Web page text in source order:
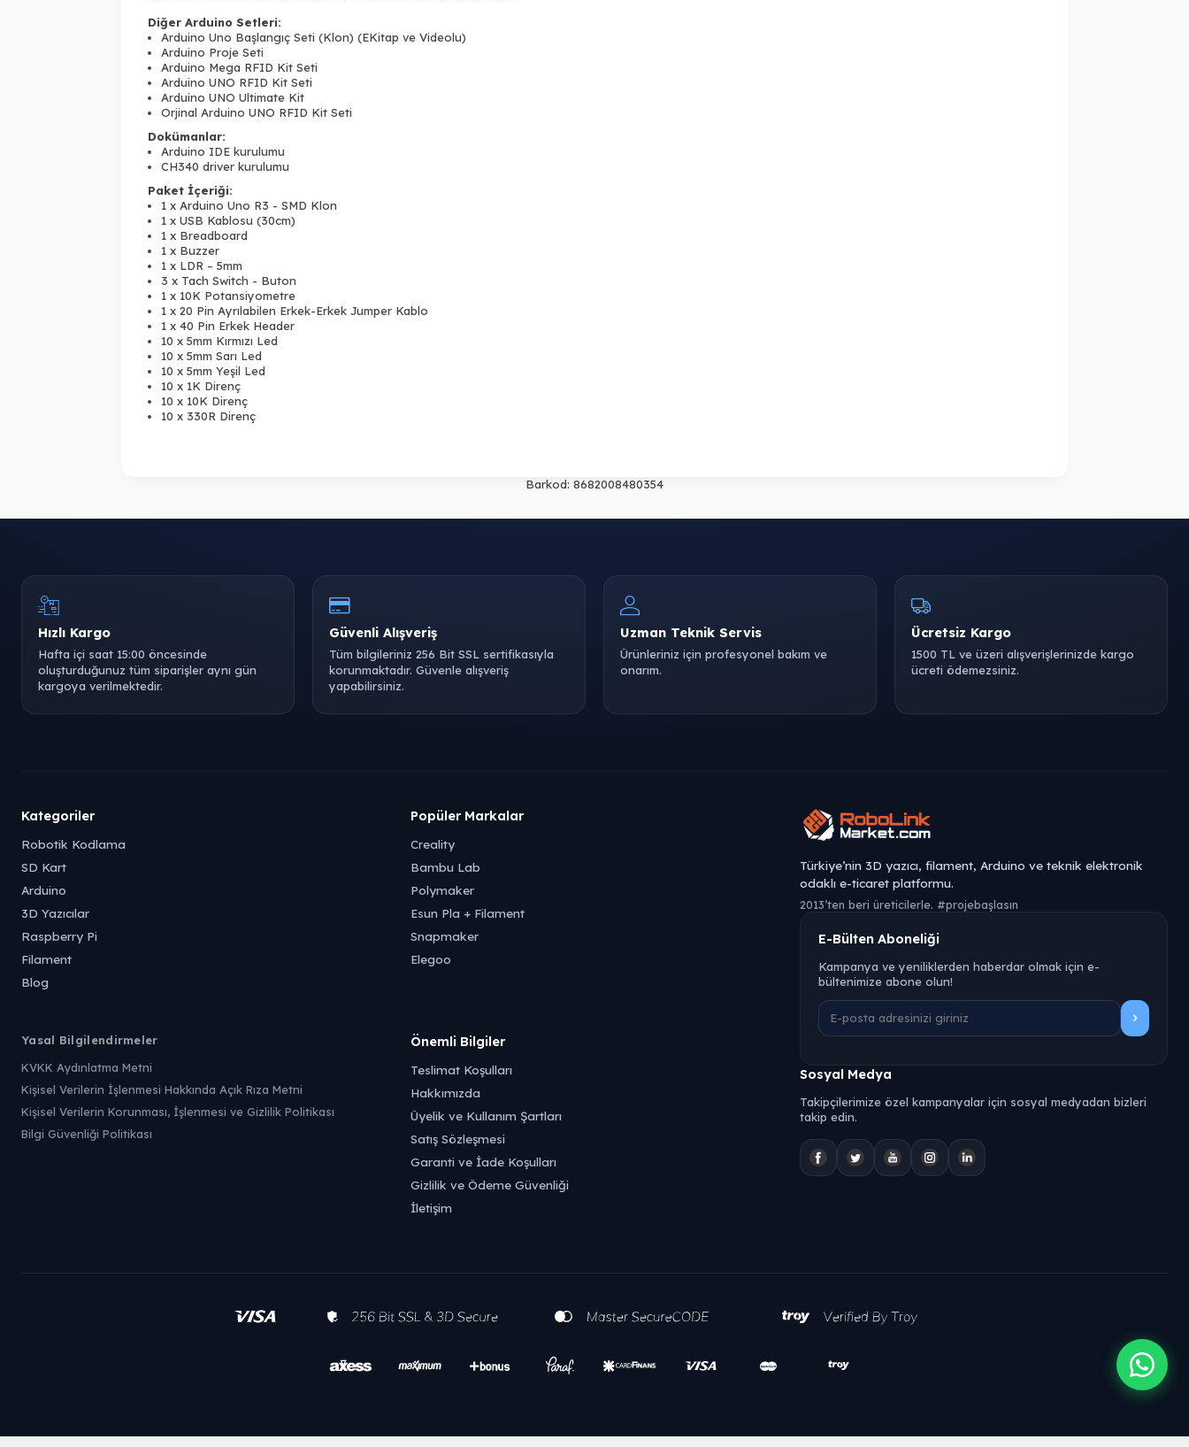
Diğer Arduino Setleri:
Arduino Uno Başlangıç Seti (Klon) (EKitap ve Videolu)
Arduino Proje Seti
Arduino Mega RFID Kit Seti
Arduino UNO RFID Kit Seti
Arduino UNO Ultimate Kit
Orjinal Arduino UNO RFID Kit Seti
Dokümanlar:
Arduino IDE kurulumu
CH340 driver kurulumu
Paket İçeriği:
1 x Arduino Uno R3 - SMD Klon
1 x USB Kablosu (30cm)
1 x Breadboard
1 x Buzzer
1 x LDR – 5mm
3 x Tach Switch - Buton
1 x 10K Potansiyometre
1 x 20 Pin Ayrılabilen Erkek-Erkek Jumper Kablo
1 x 40 Pin Erkek Header
10 x 5mm Kırmızı Led
10 x 5mm Sarı Led
10 x 5mm Yeşil Led
10 x 1K Direnç
10 x 10K Direnç
10 x 330R Direnç
Barkod: 8682008480354
Hızlı Kargo
Hafta içi saat 15:00 öncesinde
oluşturduğunuz tüm siparişler aynı gün
kargoya verilmektedir.
Güvenli Alışveriş
Tüm bilgileriniz 256 Bit SSL sertifikasıyla
korunmaktadır. Güvenle alışveriş
yapabilirsiniz.
Uzman Teknik Servis
Ürünleriniz için profesyonel bakım ve
onarım.
Ücretsiz Kargo
1500 TL ve üzeri alışverişlerinizde kargo
ücreti ödemezsiniz.
Kategoriler
Robotik Kodlama
SD Kart
Arduino
3D Yazıcılar
Raspberry Pi
Filament
Blog
Popüler Markalar
Creality
Bambu Lab
Polymaker
Esun Pla + Filament
Snapmaker
Elegoo
Yasal Bilgilendirmeler
KVKK Aydınlatma Metni
Kişisel Verilerin İşlenmesi Hakkında Açık Rıza Metni
Kişisel Verilerin Korunması, İşlenmesi ve Gizlilik Politikası
Bilgi Güvenliği Politikası
Önemli Bilgiler
Teslimat Koşulları
Hakkımızda
Üyelik ve Kullanım Şartları
Satış Sözleşmesi
Garanti ve İade Koşulları
Gizlilik ve Ödeme Güvenliği
İletişim
Türkiye’nin 3D yazıcı, filament, Arduino ve teknik elektronik
odaklı e-ticaret platformu.
2013’ten beri üreticilerle. #projebaşlasın
E-Bülten Aboneliği
Kampanya ve yeniliklerden haberdar olmak için e-
bültenimize abone olun!
Sosyal Medya
Takipçilerimize özel kampanyalar için sosyal medyadan bizleri
takip edin.